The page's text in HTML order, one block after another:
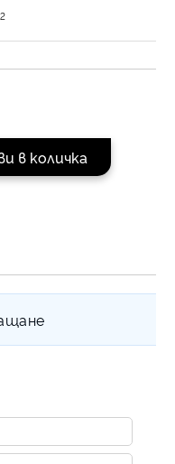
на поръчката се
/ €1022.61